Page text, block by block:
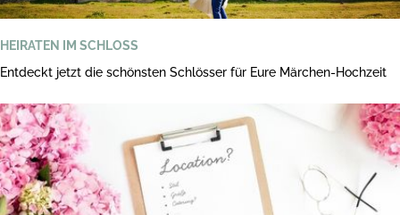
HEIRATEN IM SCHLOSS
Entdeckt jetzt die schönsten Schlösser für Eure Märchen-Hochzeit